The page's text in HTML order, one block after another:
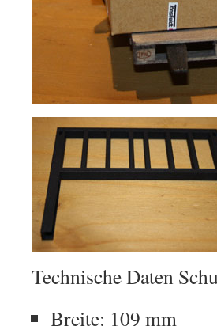
Technische Daten
Breite: 109 mm